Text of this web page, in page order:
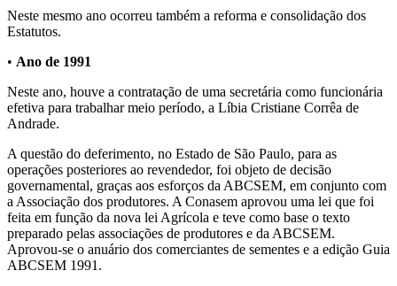
Neste mesmo ano ocorreu também a reforma e consolidação dos
Estatutos.
• Ano de 1991
Neste ano, houve a contratação de uma secretária como funcionária
efetiva para trabalhar meio período, a Líbia Cristiane Corrêa de
Andrade.
A questão do deferimento, no Estado de São Paulo, para as
operações posteriores ao revendedor, foi objeto de decisão
governamental, graças aos esforços da ABCSEM, em conjunto com
a Associação dos produtores. A Conasem aprovou uma lei que foi
feita em função da nova lei Agrícola e teve como base o texto
preparado pelas associações de produtores e da ABCSEM.
Aprovou-se o anuário dos comerciantes de sementes e a edição Guia
ABCSEM 1991.